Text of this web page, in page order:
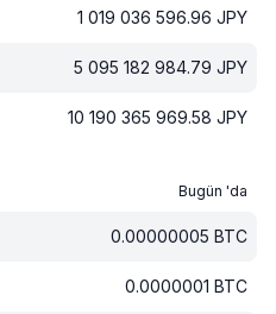
1 019 036 596.96 JPY
5 095 182 984.79 JPY
10 190 365 969.58 JPY
Bugün 'da
0.00000005 BTC
0.0000001 BTC